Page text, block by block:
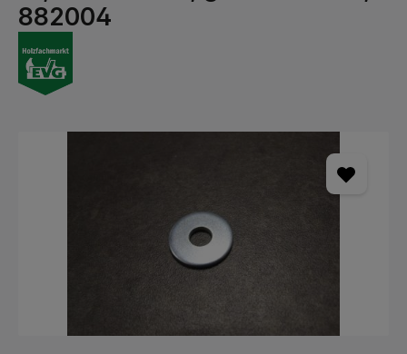
882004